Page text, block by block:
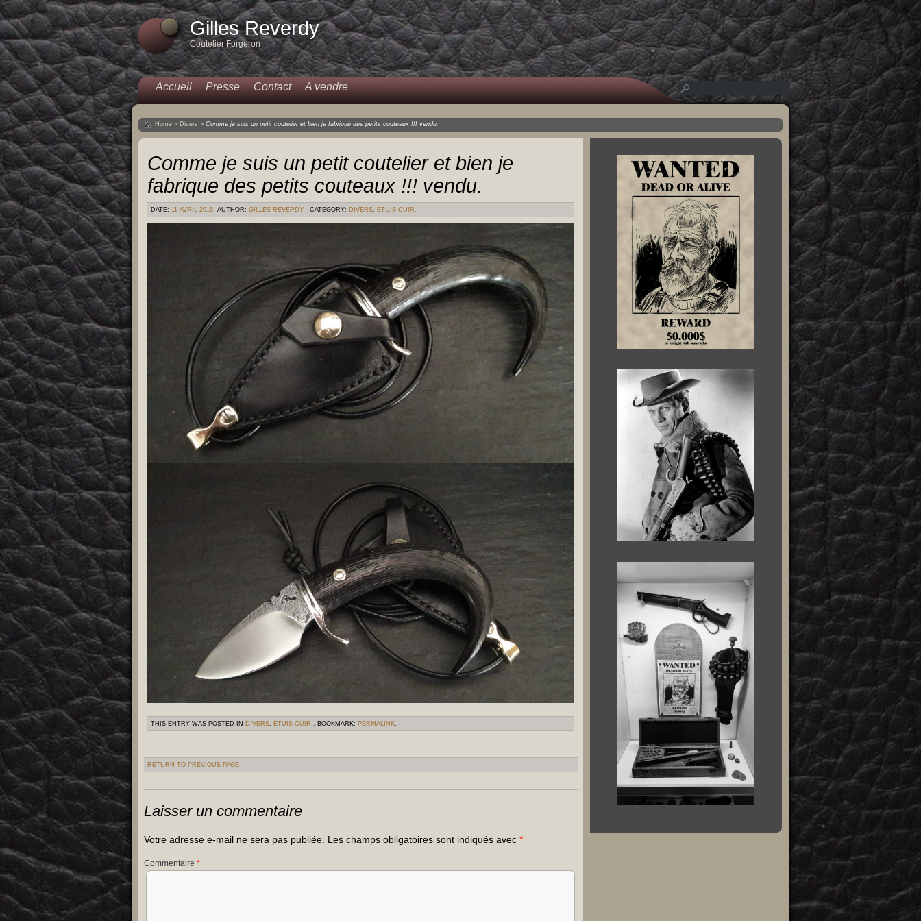
Gilles Reverdy
Coutelier Forgeron
Accueil Presse Contact A vendre
Home » Divers » Comme je suis un petit coutelier et bien je fabrique des petits couteaux !!! vendu.
Comme je suis un petit coutelier et bien je
fabrique des petits couteaux !!! vendu.
DATE: 11 AVRIL 2018 AUTHOR: GILLES REVERDY CATEGORY: DIVERS, ETUIS CUIR.
THIS ENTRY WAS POSTED IN DIVERS ETUIS CUIR. . BOOKMARK: PERMALINK
RETURN TO PREVIOUS PAGE
Laisser un commentaire
Votre adresse e-mail ne sera pas publiée. Les champs obligatoires sont indiqués avec *
Commentaire *